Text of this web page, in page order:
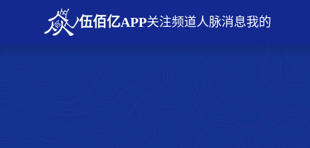
伍佰亿APP关注频道人脉消息我的